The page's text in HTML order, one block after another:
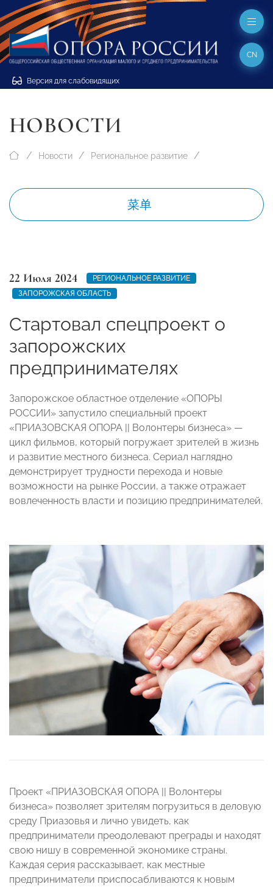
Версия для слабовидящих
CN
НОВОСТИ
Новости Региональное развитие
菜单
22 Июля 2024
РЕГИОНАЛЬНОЕ РАЗВИТИЕ
ЗАПОРОЖСКАЯ ОБЛАСТЬ
Стартовал спецпроект о
запорожских
предпринимателях
Запорожское областное отделение «ОПОРЫ
РОССИИ» запустило специальный проект
«ПРИАЗОВСКАЯ ОПОРА || Волонтеры бизнеса» —
цикл фильмов, который погружает зрителей в жизнь
и развитие местного бизнеса. Сериал наглядно
демонстрирует трудности перехода и новые
возможности на рынке России, а также отражает
вовлеченность власти и позицию предпринимателей.
Проект «ПРИАЗОВСКАЯ ОПОРА || Волонтеры
бизнеса» позволяет зрителям погрузиться в деловую
среду Приазовья и лично увидеть, как
предприниматели преодолевают преграды и находят
свою нишу в современной экономике страны.
Каждая серия рассказывает, как местные
предприниматели приспосабливаются к новым